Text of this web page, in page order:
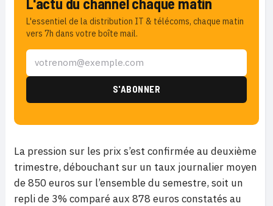
L'essentiel de la distribution IT & télécoms, chaque matin
vers 7h dans votre boîte mail.
La pression sur les prix s’est confirmée au deuxième
trimestre, débouchant sur un taux journalier moyen
de 850 euros sur l’ensemble du semestre, soit un
repli de 3% comparé aux 878 euros constatés au